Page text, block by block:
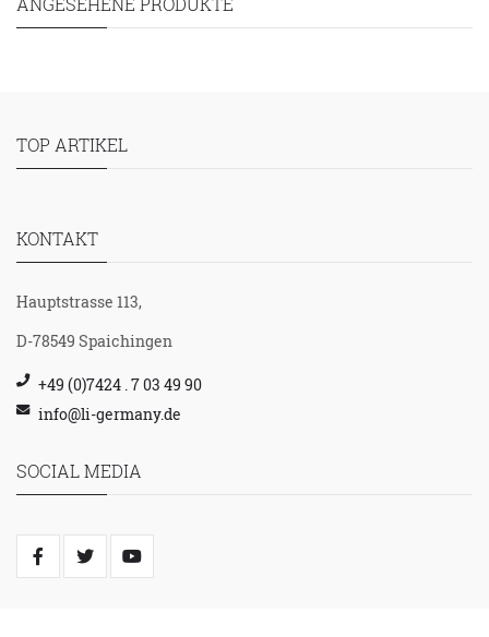
TOP ARTIKEL
KONTAKT
Hauptstrasse 113,
D-78549 Spaichingen
+49 (0)7424 . 7 03 49 90
info@li-germany.de
SOCIAL MEDIA